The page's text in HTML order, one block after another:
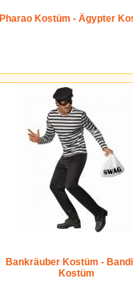
Pharao Kostüm - Ägypter
Bankräuber Kostüm -
Kostüm